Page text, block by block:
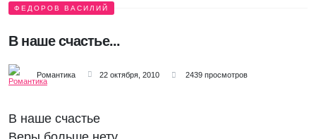
ФЕДОРОВ ВАСИЛИЙ
В наше счастье...
Романтика 22 октября, 2010 2439 просмотров
В наше счастье